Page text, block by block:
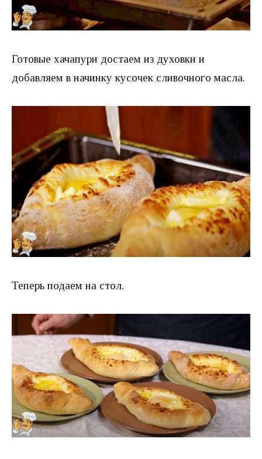
Готовые хачапури достаем из духовки и
добавляем в начинку кусочек сливочного масла.
Теперь подаем на стол.